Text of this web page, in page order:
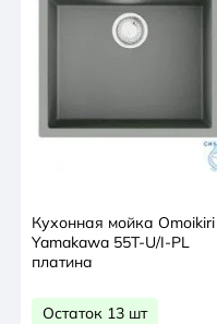
Кухонная мойка Omoikiri
Yamakawa 55T-U/I-PL
платина
Остаток 13 шт